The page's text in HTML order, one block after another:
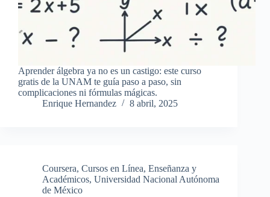
Aprender álgebra ya no es un castigo: este curso
gratis de la UNAM te guía paso a paso, sin
complicaciones ni fórmulas mágicas.
Enrique Hernandez
8 abril, 2025
Coursera, Cursos en Línea, Enseñanza y
Académicos, Universidad Nacional Autónoma
de México